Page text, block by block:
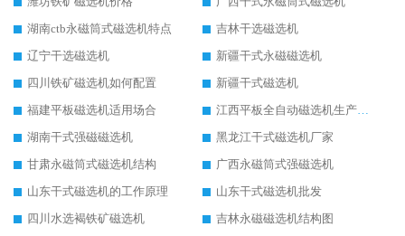
湖南ctb永磁筒式磁选机特点
吉林干选磁选机
辽宁干选磁选机
新疆干式永磁磁选机
四川铁矿磁选机如何配置
新疆干式磁选机
福建平板磁选机适用场合
江西平板全自动磁选机生产厂家
湖南干式强磁磁选机
黑龙江干式磁选机厂家
甘肃永磁筒式磁选机结构
广西永磁筒式强磁选机
山东干式磁选机的工作原理
山东干式磁选机批发
四川水选褐铁矿磁选机
吉林永磁磁选机结构图